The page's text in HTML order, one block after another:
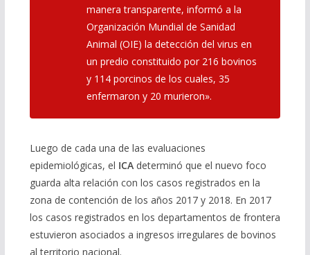
manera transparente, informó a la
Organización Mundial de Sanidad
Animal (OIE) la detección del virus en
un predio constituido por 216 bovinos
y 114 porcinos de los cuales, 35
enfermaron y 20 murieron».
Luego de cada una de las evaluaciones
epidemiológicas, el ICAdeterminó que el nuevo foco
guarda alta relación con los casos registrados en la
zona de contención de los años 2017 y 2018. En 2017
los casos registrados en los departamentos de frontera
estuvieron asociados a ingresos irregulares de bovinos
al territorio nacional.